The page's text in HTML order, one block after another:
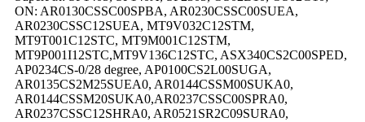
ON: AR0130CSSC00SPBA, AR0230CSSC00SUEA,
AR0230CSSC12SUEA, MT9V032C12STM,
MT9T001C12STC, MT9M001C12STM,
MT9P001I12STC,MT9V136C12STC, ASX340CS2C00SPED,
AP0234CS-0/28 degree, AP0100CS2L00SUGA,
AR0135CS2M25SUEA0, AR0144CSSM00SUKA0,
AR0144CSSM20SUKA0,AR0237CSSC00SPRA0,
AR0237CSSC12SHRA0, AR0521SR2C09SURA0,